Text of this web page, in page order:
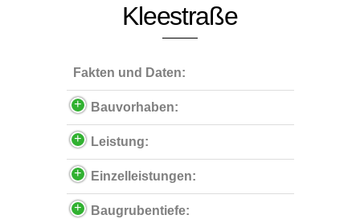
Kleestraße
Fakten und Daten:
Bauvorhaben:
Leistung:
Einzelleistungen:
Baugrubentiefe: